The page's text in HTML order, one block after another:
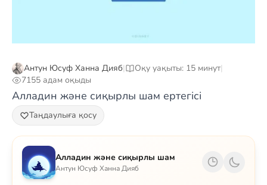
Антун Юсуф Ханна Дияб| Оқу уақыты: 15 минут|
7155 адам оқыды
Алладин жəне сиқырлы шам ертегісі
Таңдаулыға қосу
Алладин жəне сиқырлы шам
Антун Юсуф Ханна Дияб